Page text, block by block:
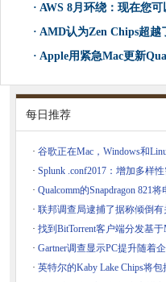
· AWS 8月环绕：现在您
· AMD认为Zen Chips超越
· Apple用紧急Mac更新
每日推荐
· 谷歌正在Mac，Windows和
· Splunk .conf2017：增加多样
· Qualcomm的Snapdragon 821
· 联邦调查局逮捕了据称倾倒
· 找到BitTorrent客户端分发基
· Gartner调查显示PC提升随着
· 英特尔的Kaby Lake Chips将